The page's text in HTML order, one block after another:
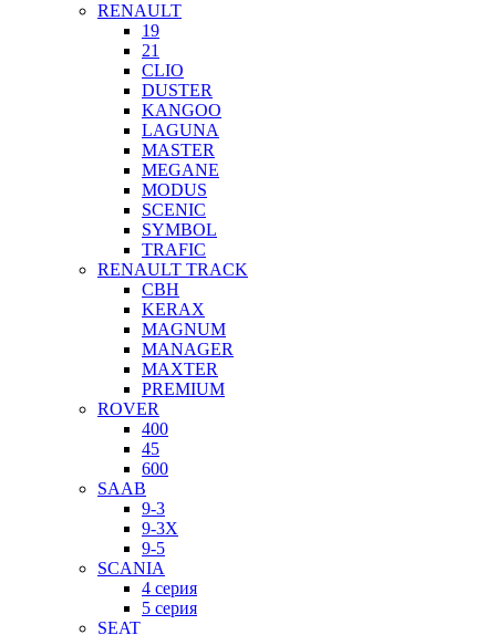
RENAULT
19
21
CLIO
DUSTER
KANGOO
LAGUNA
MASTER
MEGANE
MODUS
SCENIC
SYMBOL
TRAFIC
RENAULT TRACK
CBH
KERAX
MAGNUM
MANAGER
MAXTER
PREMIUM
ROVER
400
45
600
SAAB
9-3
9-3X
9-5
SCANIA
4 серия
5 серия
SEAT